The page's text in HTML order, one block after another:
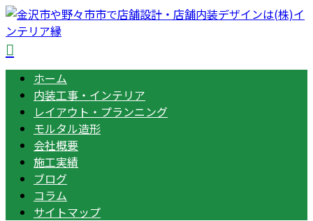
ホーム
内装工事・インテリア
レイアウト・プランニング
モルタル造形
会社概要
施工実績
ブログ
コラム
サイトマップ